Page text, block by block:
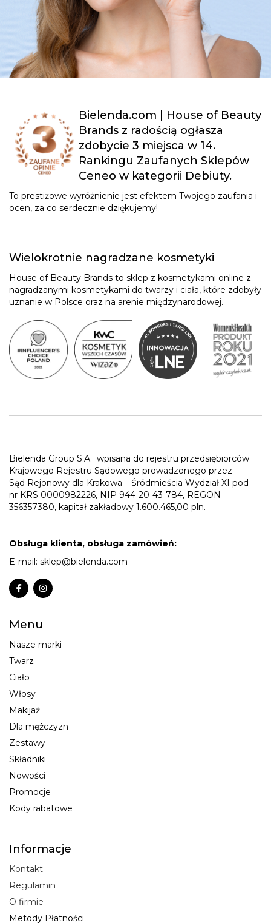
Bielenda.com | House of Beauty
Brands z radością ogłasza
zdobycie 3 miejsca w 14.
Rankingu Zaufanych Sklepów
Ceneo w kategorii Debiuty.
To prestiżowe wyróżnienie jest efektem Twojego zaufania i
ocen, za co serdecznie dziękujemy!
Wielokrotnie nagradzane kosmetyki
House of Beauty Brands to sklep z kosmetykami online z
nagradzanymi kosmetykami do twarzy i ciała, które zdobyły
uznanie w Polsce oraz na arenie międzynarodowej.
Bielenda Group S.A. wpisana do rejestru przedsiębiorców
Krajowego Rejestru Sądowego prowadzonego przez
Sąd Rejonowy dla Krakowa – Śródmieścia Wydział XI pod
nr KRS 0000982226, NIP 944-20-43-784, REGON
356357380, kapitał zakładowy 1.600.465,00 pln.
Obsługa klienta, obsługa zamówień:
E-mail: sklep@bielenda.com
Menu
Nasze marki
Twarz
Ciało
Włosy
Makijaż
Dla mężczyzn
Zestawy
Składniki
Nowości
Promocje
Kody rabatowe
Informacje
Kontakt
Regulamin
O firmie
Metody Płatności